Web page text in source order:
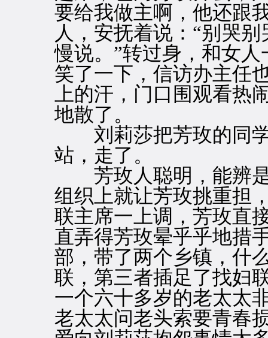
要给我做主啊，他还跟
人，安抚着说：“别哭
慢说。”转过身，和女
笑了一下，信访办主任
上的汗，门口围观看热
地散了。
刘莉莎把芳玫的同学
站，走了。
芳玫人聪明，能辨是
组织上就让芳玫挑重担
联主席一上调，芳玫直
直弄得芳玫晕乎乎地措
部，带了两个乡镇，什
联，第三者插足了找妇
一个六十多岁的老太太
老太太问老头索要青春